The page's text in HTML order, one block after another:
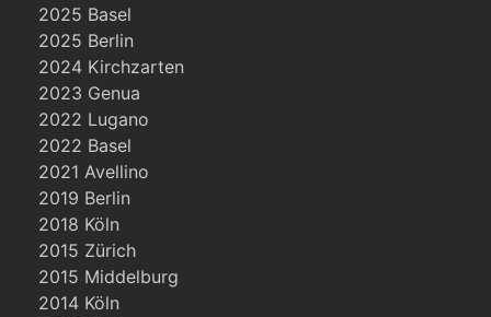
2025 Basel
2025 Berlin
2024 Kirchzarten
2023 Genua
2022 Lugano
2022 Basel
2021 Avellino
2019 Berlin
2018 Köln
2015 Zürich
2015 Middelburg
2014 Köln